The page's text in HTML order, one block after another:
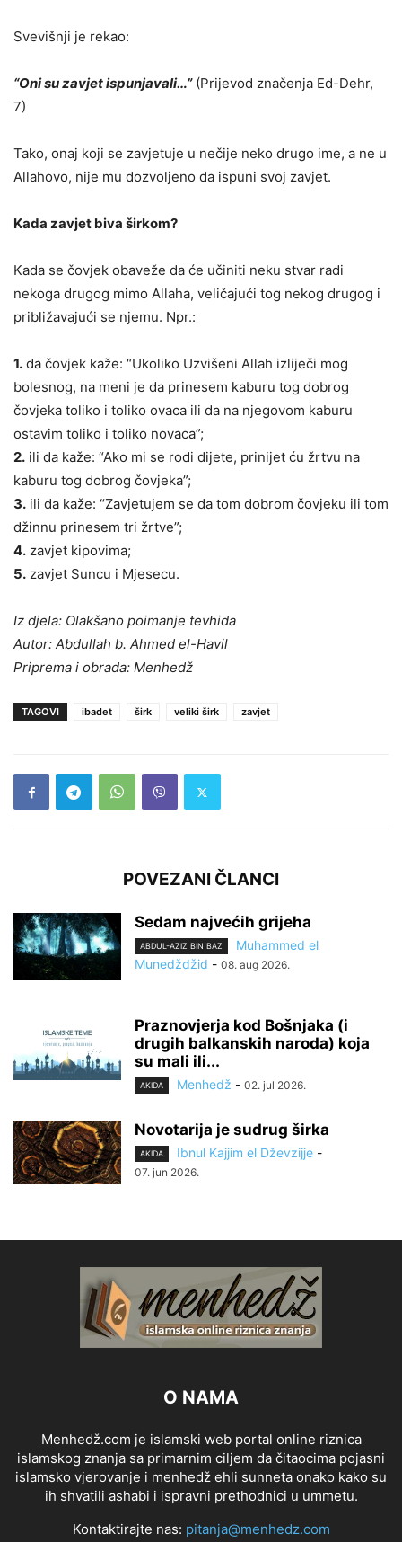
Svevišnji je rekao:
“Oni su zavjet ispunjavali…”(Prijevod značenja Ed-Dehr,
7)
Tako, onaj koji se zavjetuje u nečije neko drugo ime, a ne u
Allahovo, nije mu dozvoljeno da ispuni svoj zavjet.
Kada zavjet biva širkom?
Kada se čovjek obaveže da će učiniti neku stvar radi
nekoga drugog mimo Allaha, veličajući tog nekog drugog i
približavajući se njemu. Npr.:
1. da čovjek kaže: “Ukoliko Uzvišeni Allah izliječi mog
bolesnog, na meni je da prinesem kaburu tog dobrog
čovjeka toliko i toliko ovaca ili da na njegovom kaburu
ostavim toliko i toliko novaca”;
2. ili da kaže: “Ako mi se rodi dijete, prinijet ću žrtvu na
kaburu tog dobrog čovjeka”;
3. ili da kaže: “Zavjetujem se da tom dobrom čovjeku ili tom
džinnu prinesem tri žrtve”;
4. zavjet kipovima;
5. zavjet Suncu i Mjesecu.
Iz djela: Olakšano poimanje tevhida
Autor: Abdullah b. Ahmed el-Havil
Priprema i obrada: Menhedž
TAGOVI ibadet širk veliki širk zavjet
POVEZANI ČLANCI
Sedam najvećih grijeha
ABDUL-AZIZ BIN BAZ
Muhammed el
Munedždžid - 08. aug 2026.
Praznovjerja kod Bošnjaka (i
drugih balkanskih naroda) koja
su mali ili...
AKIDA Menhedž - 02. jul 2026.
Novotarija je sudrug širka
AKIDA Ibnul Kajjim el Dževzijje -
07. jun 2026.
O NAMA
Menhedž.com je islamski web portal online riznica
islamskog znanja sa primarnim ciljem da čitaocima pojasni
islamsko vjerovanje i menhedž ehli sunneta onako kako su
ih shvatili ashabi i ispravni prethodnici u ummetu.
Kontaktirajte nas: pitanja@menhedz.com